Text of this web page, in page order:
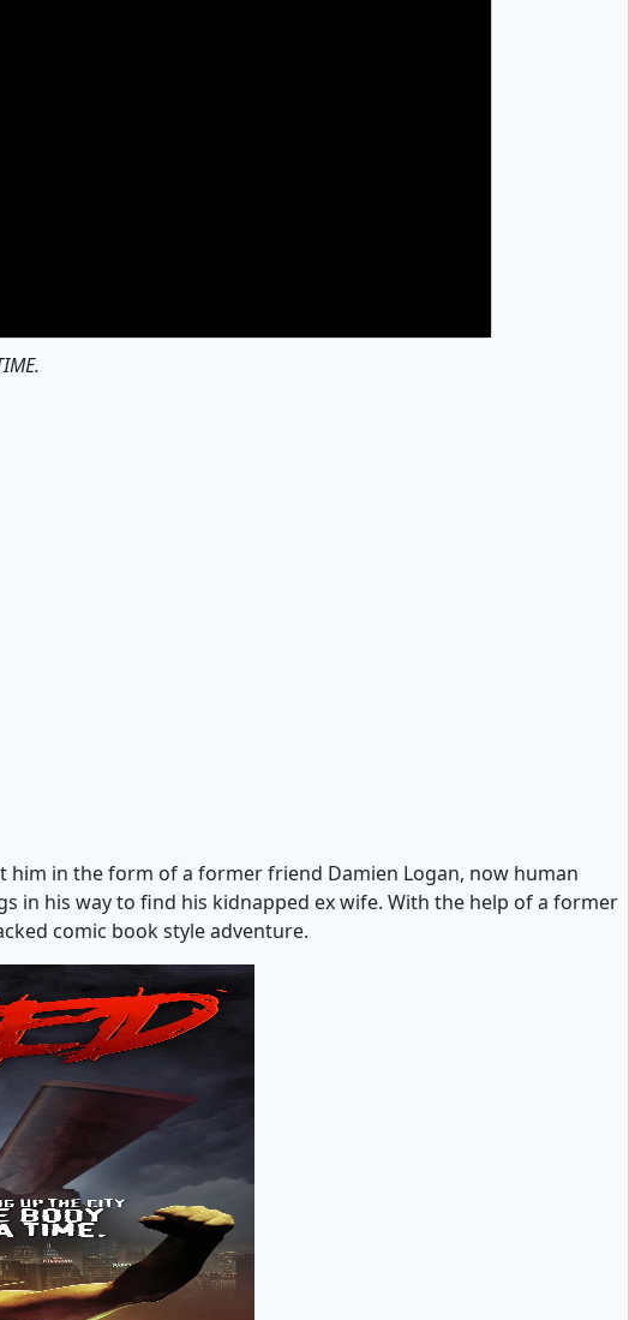
him in the form of a former friend Damien Logan, now human
in his way to find his kidnapped ex wife. With the help of a former
comic book style adventure.